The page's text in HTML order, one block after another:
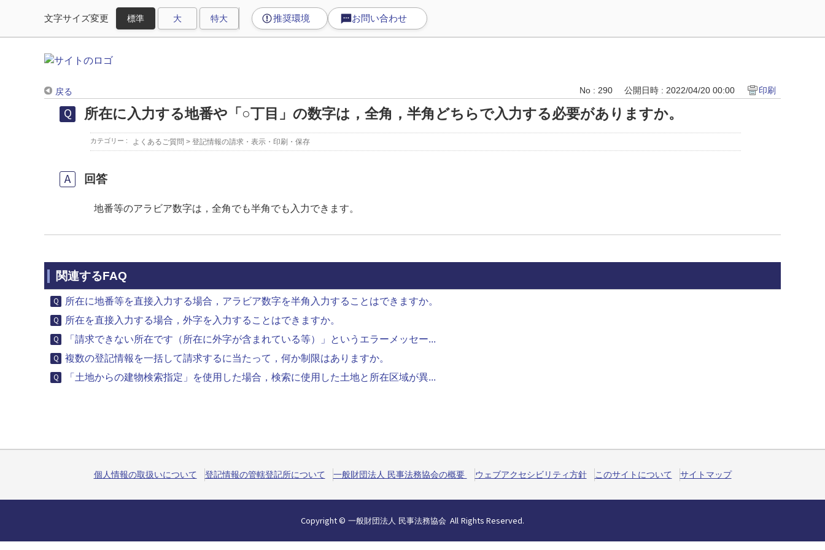
文字サイズ変更 推奨環境 お問い合わせ
戻る No : 290 公開日時 : 2022/04/20 00:00 印刷
所在に入力する地番や「○丁目」の数字は，全角，半角どちらで入力する必要がありますか。
カテゴリー : よくあるご質問 > 登記情報の請求・表示・印刷・保存
回答
地番等のアラビア数字は，全角でも半角でも入力できます。
関連するFAQ
所在に地番等を直接入力する場合，アラビア数字を半角入力することはできますか。
所在を直接入力する場合，外字を入力することはできますか。
「請求できない所在です（所在に外字が含まれている等）」というエラーメッセー...
複数の登記情報を一括して請求するに当たって，何か制限はありますか。
「土地からの建物検索指定」を使用した場合，検索に使用した土地と所在区域が異...
個人情報の取扱いについて 登記情報の管轄登記所について 一般財団法人 民事法務協会の概要 ウェブアクセシビリティ方針 このサイトについて サイトマップ
Copyright© 一般財団法人 民事法務協会 All Rights Reserved.